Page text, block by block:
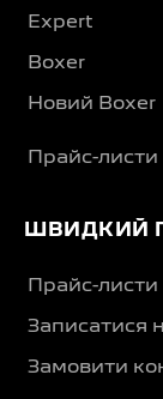
Expert
Boxer
Новий Boxer
Прайс-листи
ШВИДКИЙ
Прайс-
Записатися
Замовити